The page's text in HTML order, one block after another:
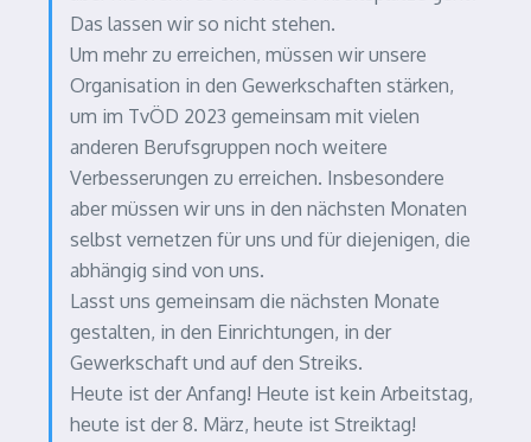
Das lassen wir so nicht stehen.
Um mehr zu erreichen, müssen wir unsere
Organisation in den Gewerkschaften stärken,
um im TvÖD 2023 gemeinsam mit vielen
anderen Berufsgruppen noch weitere
Verbesserungen zu erreichen. Insbesondere
aber müssen wir uns in den nächsten Monaten
selbst vernetzen für uns und für diejenigen, die
abhängig sind von uns.
Lasst uns gemeinsam die nächsten Monate
gestalten, in den Einrichtungen, in der
Gewerkschaft und auf den Streiks.
Heute ist der Anfang! Heute ist kein Arbeitstag,
heute ist der 8. März, heute ist Streiktag!